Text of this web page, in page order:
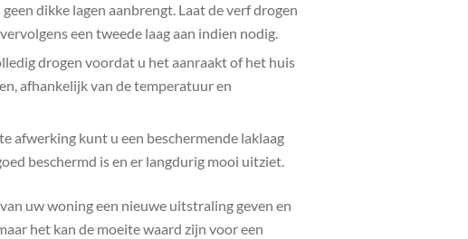
dikke lagen aanbrengt. Laat de verf drogen
een tweede laag aan indien nodig.
drogen voordat u het aanraakt of het huis
afhankelijk van de temperatuur en
afwerking kunt u een beschermende laklaag
beschermd is en er langdurig mooi uitziet.
uw woning een nieuwe uitstraling geven en
het kan de moeite waard zijn voor een